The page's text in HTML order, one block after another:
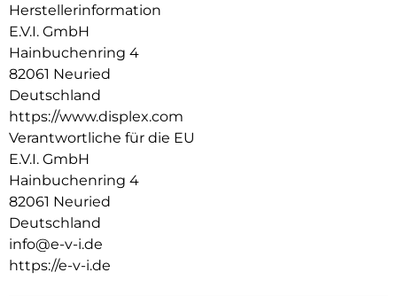
Glas- und Kantenhärte
Das Displex Panzerglas hat einen Härtegrad von 10H und ist
damit nicht nur kratz-, bruch-, und stoßfester als
vergleichbare Markenprodukte, sondern übertrifft sogar
hochwertiges Saphirglas (9H), das bei Luxusuhren eingesetzt
wird. Die Kanten, die bruch- und stoßanfälligste Zone des
Smartphones und Schutzglases, sind spezialgehärtet, durch
eine mehrfache Polierung abgerundet und mit einer Schock-
veredelt. Durch dieses aufwendige Produktionsverfahren
wird das Schutzglas extrem widerstandsfähig gegen
Schläge, Stöße und Bruch und ist zugleich besonders
angenehm bei der Nutzung.
Hüllenfreundlich
Herstellerinformation
E.V.I. GmbH
Hainbuchenring 4
82061 Neuried
Deutschland
https://www.displex.com
Verantwortliche für die EU
E.V.I. GmbH
Hainbuchenring 4
82061 Neuried
Deutschland
info@e-v-i.de
https://e-v-i.de